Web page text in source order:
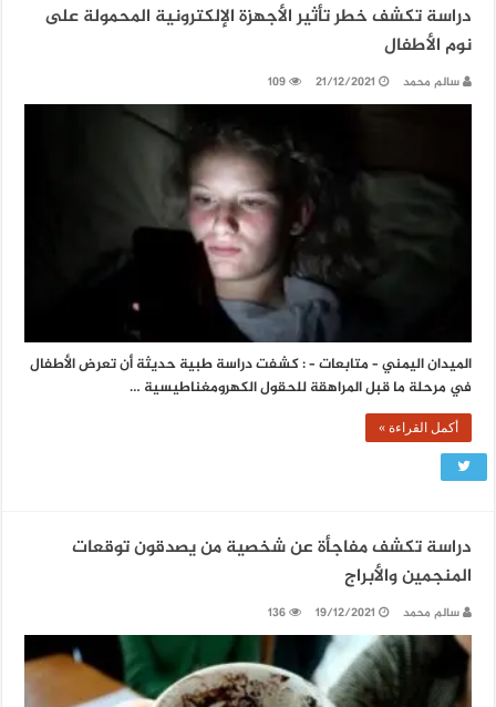
دراسة تكشف خطر تأثير الأجهزة الإلكترونية المحمولة على
نوم الأطفال
سالم محمد 21/12/2021
109
الميدان اليمني – متابعات – : كشفت دراسة طبية حديثة أن تعرض الأطفال
في مرحلة ما قبل المراهقة للحقول الكهرومغناطيسية …
أكمل القراءة »
دراسة تكشف مفاجأة عن شخصية من يصدقون توقعات
المنجمين والأبراج
سالم محمد 19/12/2021
136